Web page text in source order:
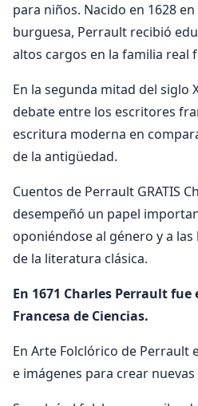
para niños. Nacido en 1628
burguesa, Perrault recibió
altos cargos en la familia real
En la segunda mitad del siglo
debate entre los escritores
escritura moderna en
de la antigüedad.
Cuentos de Perrault GRATIS
desempeñó un papel
oponiéndose al género y a
de la literatura clásica.
En 1671 Charles Perrault
Francesa de Ciencias.
En Arte Folclórico de Perrault
e imágenes para crear